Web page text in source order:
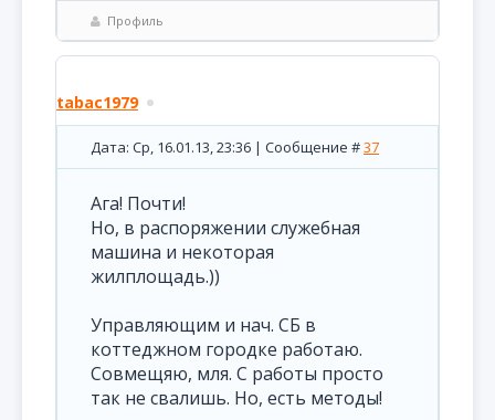
Профиль
tabac1979
Дата: Ср, 16.01.13, 23:36 | Сообщение #37
Ага! Почти!
Но, в распоряжении служебная
машина и некоторая
жилплощадь.))
Управляющим и нач. СБ в
коттеджном городке работаю.
Совмещяю, мля. С работы просто
так не свалишь. Но, есть методы!